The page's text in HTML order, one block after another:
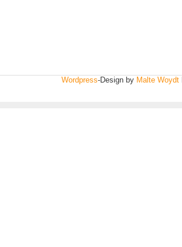
Wordpress-Design by Malte Woydt